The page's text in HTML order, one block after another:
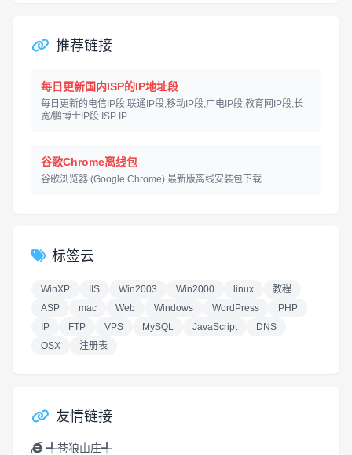
推荐链接
每日更新国内ISP的IP地址段
每日更新的电信IP段,联通IP段,移动IP段,广电IP段,教育网IP段,长
宽/鹏博士IP段 ISP IP.
谷歌Chrome离线包
谷歌浏览器 (Google Chrome) 最新版离线安装包下载
标签云
WinXP IIS Win2003 Win2000 linux
教程
ASP
mac Web Windows WordPress
PHP
IP
FTP VPS MySQL JavaScript
DNS
OSX
注册表
友情链接
╃苍狼山庄╃